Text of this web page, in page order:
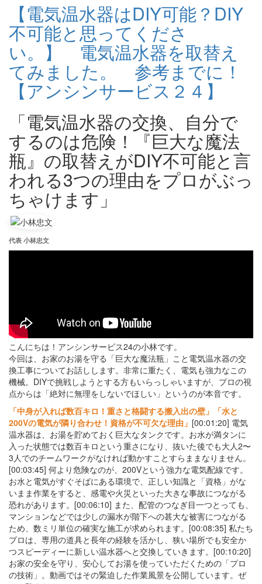
【電気温水器はDIY可能？DIY
不可能と思ってくださ
い。】 電気温水器を取替え
てみました。 参考までに！
【アンシンサービス２４】
「電気温水器の交換、自分で
するのは危険！『巨大な魔法
瓶』の取替えがDIY不可能と言
われる3つの理由をプロがぶっ
ちゃけます」
代表 小林忠文
こんにちは！アンシンサービス24の小林です。
今回は、お家のお湯を守る「巨大な魔法瓶」こと電気温水器の交
換工事についてお話しします。非常に重たく、電気も強力なこの
機械。DIYで挑戦しようとする方もいらっしゃいますが、プロの視
点からは「絶対に無理をしないでほしい」というのが本音です。
「中身が入れば数百キロ！重さと格闘する搬入出の壁」「水と
200Vの電気が隣り合わせ！資格が不可欠な理由」 [00:01:20] 電気
温水器は、お湯を貯めておく巨大なタンクです。お水が満タンに
入った状態では数百キロという重さになり、抜いた後でも大人2〜
3人でのチームワークがなければ動かすことすらままなりません。
[00:03:45] 何より危険なのが、200Vという強力な電気配線です。
お水と電気がすぐそばにある環境で、正しい知識と「資格」がな
いまま作業をすると、感電や火災といった大きな事故につながる
恐れがあります。[00:06:10] また、配管のつなぎ目一つとっても、
マンションなどでは少しの漏水が階下への甚大な被害につながる
ため、数ミリ単位の確実な施工が求められます。[00:08:35] 私たち
プロは、専用の道具と長年の経験を活かし、狭い場所でも安全か
つスピーディーに新しい温水器へと交換していきます。[00:10:20]
お家の安全を守り、安心してお湯を使っていただくための「プロ
の技術」。動画ではその緊迫した作業風景を公開しています。ぜ